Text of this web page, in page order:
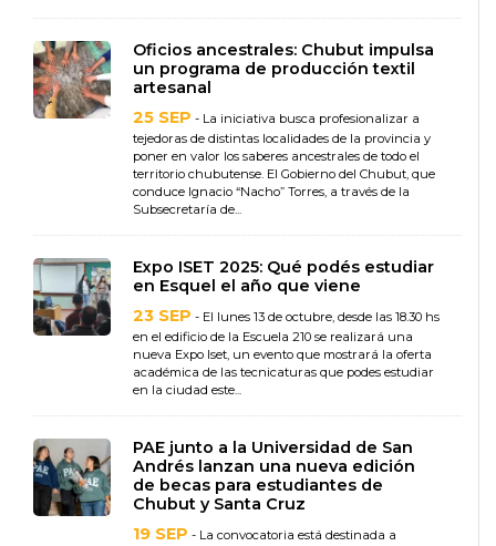
Oficios ancestrales: Chubut impulsa
un programa de producción textil
artesanal
25 SEP - La iniciativa busca profesionalizar a
tejedoras de distintas localidades de la provincia y
poner en valor los saberes ancestrales de todo el
territorio chubutense. El Gobierno del Chubut, que
conduce Ignacio “Nacho” Torres, a través de la
Subsecretaría de...
Expo ISET 2025: Qué podés estudiar
en Esquel el año que viene
23 SEP - El lunes 13 de octubre, desde las 18.30 hs
en el edificio de la Escuela 210 se realizará una
nueva Expo Iset, un evento que mostrará la oferta
académica de las tecnicaturas que podes estudiar
en la ciudad este...
PAE junto a la Universidad de San
Andrés lanzan una nueva edición
de becas para estudiantes de
Chubut y Santa Cruz
19 SEP - La convocatoria está destinada a